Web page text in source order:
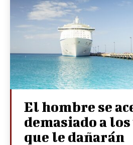
El hombre se
demasiado a
que le dañarán